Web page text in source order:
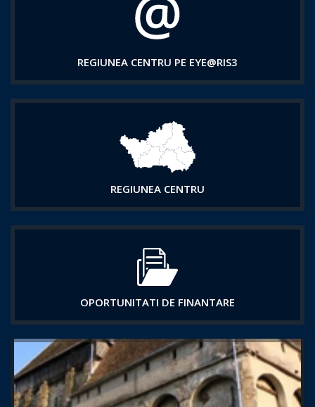
REGIUNEA CENTRU PE EYE@RIS3
REGIUNEA CENTRU
OPORTUNITATI DE FINANTARE